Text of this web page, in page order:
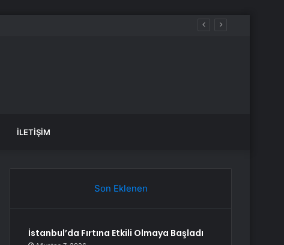
İLETIŞIM
Son Eklenen
İstanbul’da Fırtına Etkili Olmaya Başladı